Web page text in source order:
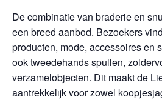
De combinatie van braderie en
een breed aanbod. Bezoekers
producten, mode, accessoires en
ook tweedehands spullen,
verzamelobjecten. Dit maakt de
aantrekkelijk voor zowel